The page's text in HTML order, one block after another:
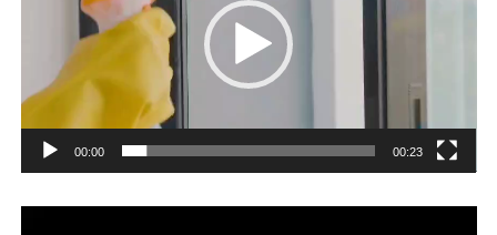
00:00 00:23
Player